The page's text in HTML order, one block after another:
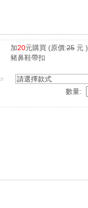
加20元購買 (原價:25元 )
豬鼻鞋帶扣
請選擇款式
數量: